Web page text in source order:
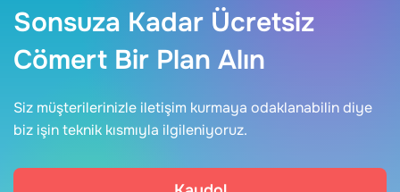
Sonsuza Kadar Ücretsiz
Cömert Bir Plan Alın
Siz müşterilerinizle iletişim kurmaya odaklanabilin diye
biz işin teknik kısmıyla ilgileniyoruz.